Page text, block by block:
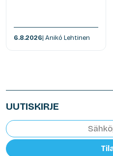
6.8.2026| Anikó Lehtinen
UUTISKIRJE